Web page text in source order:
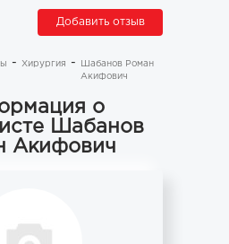
Добавить отзыв
Хирургия
Шабанов Роман
Акифович
о
Шабанов
Акифович